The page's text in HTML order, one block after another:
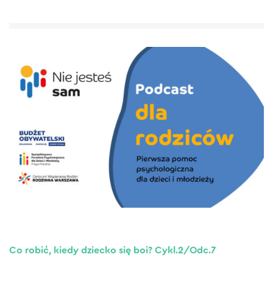
Co robić, kiedy dziecko się boi? Cykl.2/Odc.7